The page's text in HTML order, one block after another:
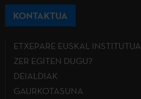
KONTAKTUA
ETXEPARE EUSKAL INSTITUTUA
ZER EGITEN DUGU?
DEIALDIAK
GAURKOTASUNA